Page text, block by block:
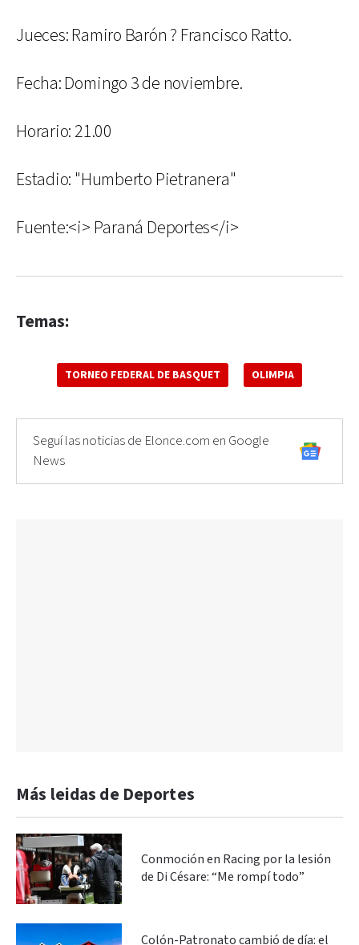
Jueces: Ramiro Barón ? Francisco Ratto.
Fecha: Domingo 3 de noviembre.
Horario: 21.00
Estadio: "Humberto Pietranera"
Fuente:<i> Paraná Deportes</i>
Temas:
TORNEO FEDERAL DE BASQUET OLIMPIA
Seguí las noticias de Elonce.com en Google
News
Más leidas de Deportes
Conmoción en Racing por la lesión
de Di Césare: “Me rompí todo”
Colón-Patronato cambió de día: el